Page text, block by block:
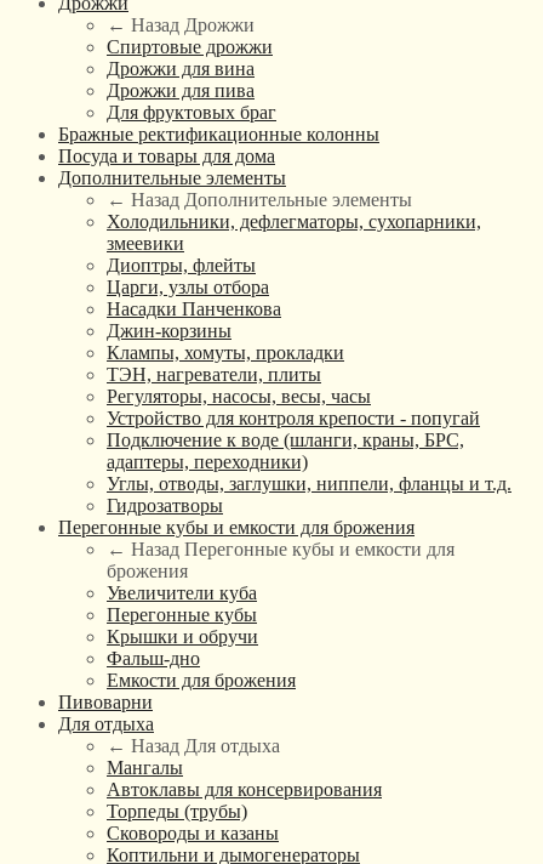
← Назад Дрожжи
Спиртовые дрожжи
Дрожжи для вина
Дрожжи для пива
Для фруктовых браг
Бражные ректификационные колонны
Посуда и товары для дома
Дополнительные элементы
← Назад Дополнительные элементы
Холодильники, дефлегматоры, сухопарники,
змеевики
Диоптры, флейты
Царги, узлы отбора
Насадки Панченкова
Джин-корзины
Клампы, хомуты, прокладки
ТЭН, нагреватели, плиты
Регуляторы, насосы, весы, часы
Устройство для контроля крепости - попугай
Подключение к воде (шланги, краны, БРС,
адаптеры, переходники)
Углы, отводы, заглушки, ниппели, фланцы и т.д.
Гидрозатворы
Перегонные кубы и емкости для брожения
← Назад Перегонные кубы и емкости для
брожения
Увеличители куба
Перегонные кубы
Крышки и обручи
Фальш-дно
Емкости для брожения
Пивоварни
Для отдыха
← Назад Для отдыха
Мангалы
Автоклавы для консервирования
Торпеды (трубы)
Сковороды и казаны
Коптильни и дымогенераторы